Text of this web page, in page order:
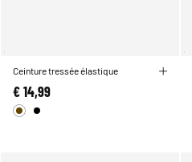
Ceinture tressée élastique
€ 14,99